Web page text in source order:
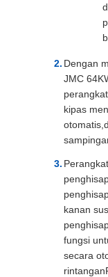
Dengan
JMC
kipas
kanan
fungsi
secara